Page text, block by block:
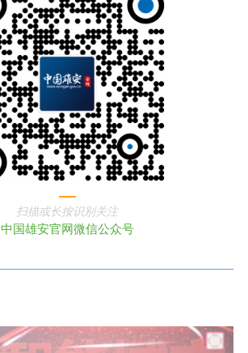
扫描或长按识别关注
中国雄安官网微信公众号